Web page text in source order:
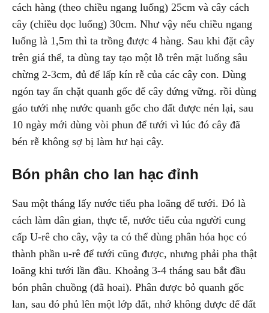
cách hàng (theo chiều ngang luống) 25cm và cây cách
cây (chiều dọc luống) 30cm. Như vậy nếu chiều ngang
luống là 1,5m thì ta trồng được 4 hàng. Sau khi đặt cây
trên giá thể, ta dùng tay tạo một lỗ trên mặt luống sâu
chừng 2-3cm, đủ để lấp kín rễ của các cây con. Dùng
ngón tay ấn chặt quanh gốc để cây đứng vững. rồi dùng
gáo tưới nhẹ nước quanh gốc cho đất được nén lại, sau
10 ngày mới dùng vòi phun để tưới vì lúc đó cây đã
bén rễ không sợ bị làm hư hại cây.
Bón phân cho lan hạc đỉnh
Sau một tháng lấy nước tiểu pha loãng để tưới. Đó là
cách làm dân gian, thực tế, nước tiểu của người cung
cấp U-rê cho cây, vậy ta có thể dùng phân hóa học có
thành phần u-rê để tưới cũng được, nhưng phải pha thật
loãng khi tưới lần đầu. Khoảng 3-4 tháng sau bắt đầu
bón phân chuồng (đã hoai). Phân được bỏ quanh gốc
lan, sau đó phủ lên một lớp đất, nhớ không được để đất